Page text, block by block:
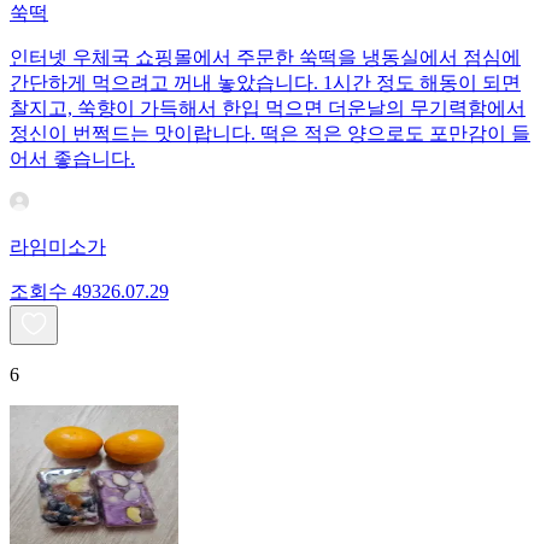
쑥떡
인터넷 우체국 쇼핑몰에서 주문한 쑥떡을 냉동실에서 점심에
간단하게 먹으려고 꺼내 놓았습니다. 1시간 정도 해동이 되면
찰지고, 쑥향이 가득해서 한입 먹으면 더운날의 무기력함에서
정신이 번쩍드는 맛이랍니다. 떡은 적은 양으로도 포만감이 들
어서 좋습니다.
라임미소가
조회수 49326.07.29
6